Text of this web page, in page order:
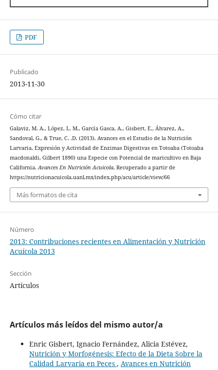
PDF
Publicado
2013-11-30
Cómo citar
Galaviz, M. A., López, L. M., García Gasca, A., Gisbert, E., Álvarez, A.,
Sandoval, G., & True, C. .D. (2013). Avances en el Estudio de la Nutrición
Larvaria, Expresión y Actividad de Enzimas Digestivas en Totoaba (Totoaba
macdonaldi, Gilbert 1890) una Especie con Potencial de maricultivo en Baja
California.Avances En Nutrición Acuicola. Recuperado a partir de
https://nutricionacuicola.uanl.mx/index.php/acu/article/view/66
Más formatos de cita
Número
2013: Contribuciones recientes en Alimentación y Nutrición
Acuícola 2013
Sección
Artículos
Artículos más leídos del mismo autor/a
Enric Gisbert, Ignacio Fernández, Alicia Estévez,
Nutrición y Morfogénesis: Efecto de la Dieta Sobre la
Calidad Larvaria en Peces , Avances en Nutrición